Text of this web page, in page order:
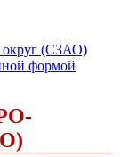
округ (СЗАО)
формой